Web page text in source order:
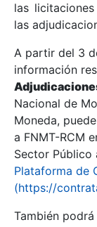
Mostrar/Ocultar
Mostrar/
las
las
A partir del 3
información
Nacional de
Moneda,
a FNMT-RCM
Sector Público
Plataforma de
(https://
También